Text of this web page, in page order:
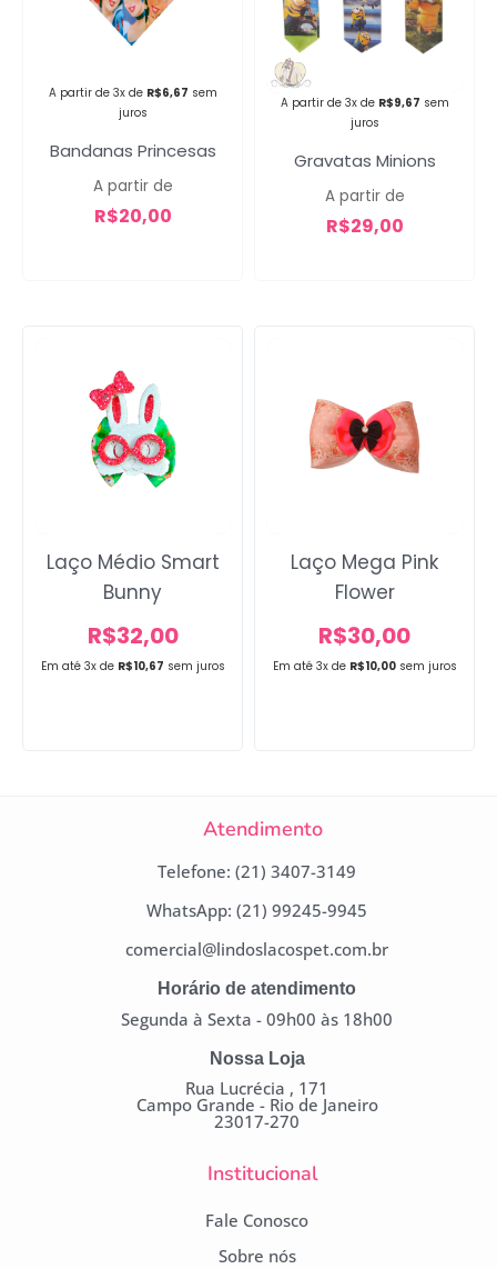
A partir de 3x de R$6,67 sem
juros
Bandanas Princesas
A partir de
R$20,00
A partir de 3x de R$9,67 sem
juros
Gravatas Minions
A partir de
R$29,00
Em até 3x de R$10,67 sem juros
Laço Médio Smart
Bunny
R$32,00
Em até 3x de R$10,00 sem juros
Laço Mega Pink
Flower
R$30,00
Atendimento
Telefone: (21) 3407-3149
WhatsApp: (21) 99245-9945
comercial@lindoslacospet.com.br
Horário de atendimento
Segunda à Sexta - 09h00 às 18h00
Nossa Loja
Rua Lucrécia , 171
Campo Grande - Rio de Janeiro
23017-270
Institucional
Fale Conosco
Sobre nós
Campanha lançada com
sucesso!